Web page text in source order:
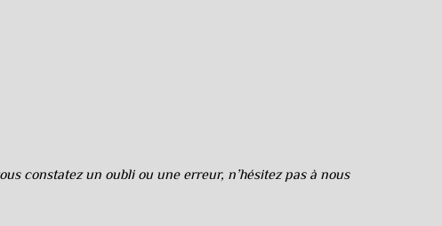
constatez un oubli ou une erreur, n’hésitez pas à nous